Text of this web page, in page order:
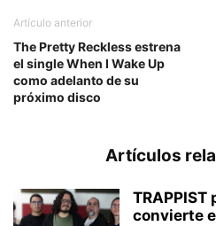
Artículo anterior
The Pretty Reckless estrena
el single When I Wake Up
como adelanto de su
próximo disco
Artículos
TRAPPIST
convierte